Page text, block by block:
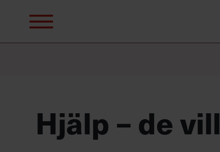
efter:
Hjälp – de